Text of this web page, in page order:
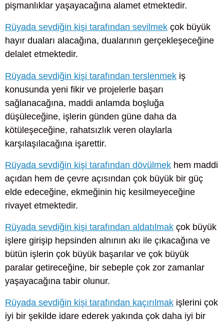
pişmanlıklar yaşayacağına alamet etmektedir.
Rüyada sevdiğin kişi tarafından sevilmek çok büyük
hayır duaları alacağına, dualarının gerçekleşeceğine
delalet etmektedir.
Rüyada sevdiğin kişi tarafından terslenmek iş
konusunda yeni fikir ve projelerle başarı
sağlanacağına, maddi anlamda boşluğa
düşüleceğine, işlerin günden güne daha da
kötüleşeceğine, rahatsızlık veren olaylarla
karşılaşılacağına işarettir.
Rüyada sevdiğin kişi tarafından dövülmek hem maddi
açıdan hem de çevre açısından çok büyük bir güç
elde edeceğine, ekmeğinin hiç kesilmeyeceğine
rivayet etmektedir.
Rüyada sevdiğin kişi tarafından aldatılmak çok büyük
işlere girişip hepsinden alnının akı ile çıkacağına ve
bütün işlerin çok büyük başarılar ve çok büyük
paralar getireceğine, bir sebeple çok zor zamanlar
yaşayacağına tabir olunur.
Rüyada sevdiğin kişi tarafından kaçırılmak işlerini çok
iyi bir şekilde idare ederek yakında çok daha iyi bir